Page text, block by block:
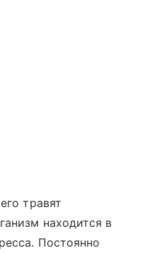
травят
находится в
Постоянно